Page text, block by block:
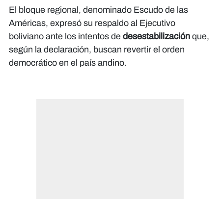
El bloque regional, denominado Escudo de las
Américas, expresó su respaldo al Ejecutivo
boliviano ante los intentos de desestabilización que,
según la declaración, buscan revertir el orden
democrático en el país andino.